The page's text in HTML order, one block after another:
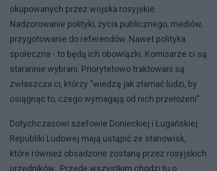
okupowanych przez wojska rosyjskie.
Nadzorowanie polityki, życia publicznego, mediów,
przygotowanie do referendów. Nawet polityka
społeczna - to będą ich obowiązki. Komisarze ci są
starannie wybrani. Priorytetowo traktowani są
zwłaszcza ci, którzy "wiedzą jak złamać ludzi, by
osiągnąć to, czego wymagają od nich przełożeni".
Dotychczasowi szefowie Donieckiej i Ługańskiej
Republiki Ludowej mają ustąpić ze stanowisk,
które również obsadzone zostaną przez rosyjskich
urzędników. Przede wszystkim chodzi tu o